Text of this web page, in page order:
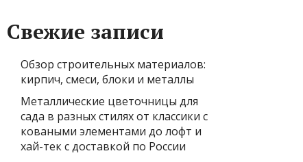
Свежие записи
Обзор строительных материалов:
кирпич, смеси, блоки и металлы
Металлические цветочницы для
сада в разных стилях от классики с
коваными элементами до лофт и
хай-тек с доставкой по России